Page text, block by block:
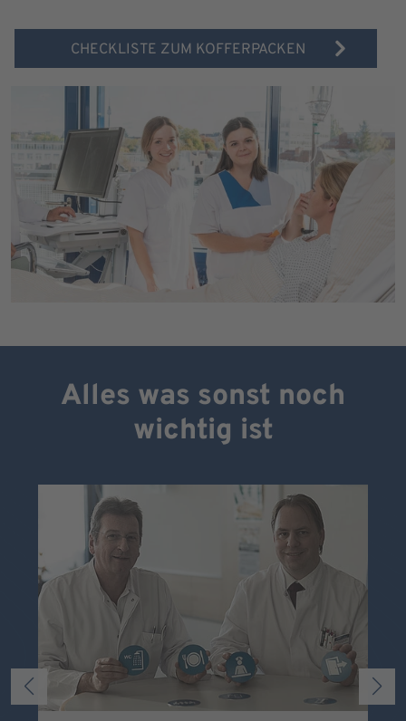
CHECKLISTE ZUM KOFFERPACKEN
Alles was sonst noch
wichtig ist